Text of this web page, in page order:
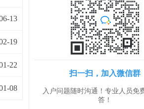
13
19
22
08
扫一扫，加入微信群
入户问题随时沟通！专业人员免
答！